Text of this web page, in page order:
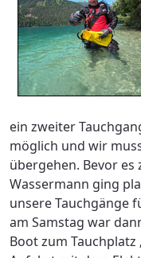
ein zweiter
möglich und wir
übergehen. Bevor
Wassermann ging
unsere Tauchgänge
am Samstag war
Boot zum Tauchplatz